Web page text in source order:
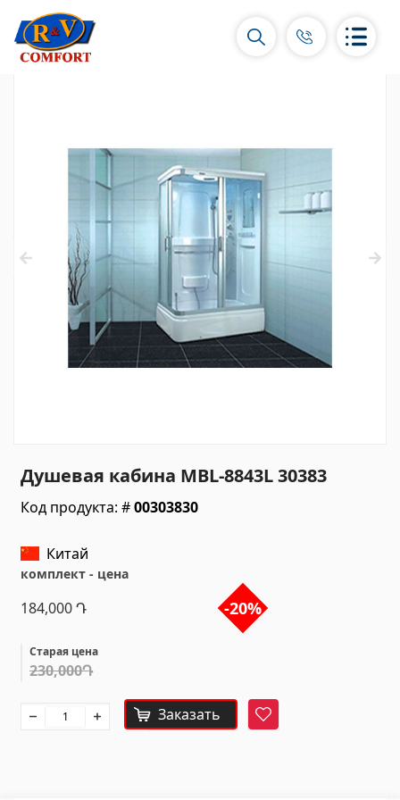
Керамические плитки и коллекции
Керамическая настенная плитка(292)
Карнизы и декоры
(451)
Напольные плитки(392)
Керамогранит (92)
Кухонные умывальники (7)
Керамические умывальники
Гидромассажные ванны
Аксессуары для ванной комнаты
Все
Гранит
(7)
НАДГРОБНЫЕ ПЛИТЫ
Душевая кабина MBL-8843L 30383
Код продукта: #00303830
Китай
комплект - цена
184,000Դ
Старая цена
230,000Դ
-20%
Заказать Фаворит